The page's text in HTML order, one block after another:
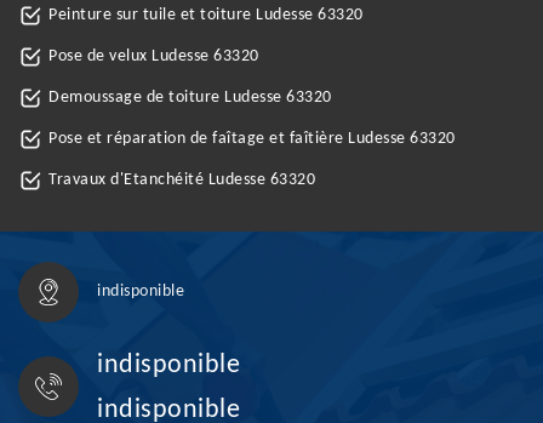
Peinture sur tuile et toiture Ludesse 63320
Pose de velux Ludesse 63320
Demoussage de toiture Ludesse 63320
Pose et réparation de faîtage et faîtière Ludesse 63320
Travaux d'Etanchéité Ludesse 63320
indisponible
indisponible
indisponible